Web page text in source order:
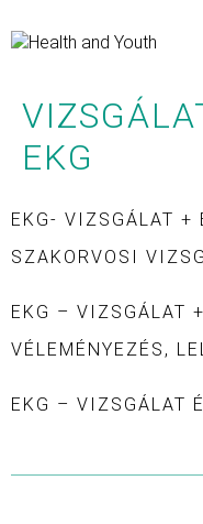
EKG
EKG- VIZSGÁLAT +
SZAKORVOSI
EKG – VIZSGÁLAT
VÉLEMÉNYEZÉS,
EKG – VIZSGÁLAT